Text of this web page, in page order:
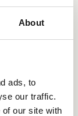
About
ads, to
our traffic.
our site with
сърдечни
болест на
на
на
за